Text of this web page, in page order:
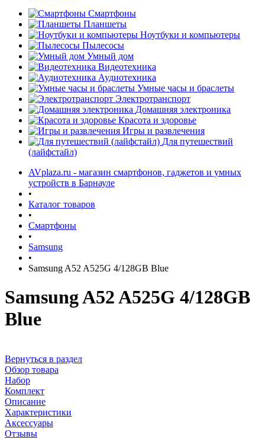
Смартфоны
Планшеты
Ноутбуки и компьютеры
Пылесосы
Умный дом
Видеотехника
Аудиотехника
Умные часы и браслеты
Электротранспорт
Домашняя электроника
Красота и здоровье
Игры и развлечения
Для путешествий
(лайфстайл)
AVplaza.ru - магазин смартфонов, гаджетов и умных
устройств в Барнауле
•
Каталог товаров
•
Смартфоны
•
Samsung
•
Samsung A52 A525G 4/128GB Blue
Samsung A52 A525G 4/128GB
Blue
Вернуться в раздел
Обзор товара
Набор
Комплект
Описание
Характеристики
Аксессуары
Отзывы
раз в 2 недели